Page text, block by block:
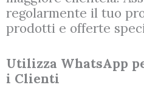
regolarmente il tuo
prodotti e offerte
Utilizza WhatsApp
i Clienti